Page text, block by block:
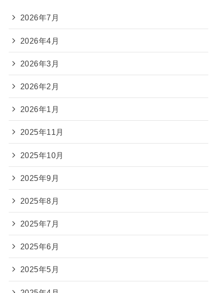
2026年7月
2026年4月
2026年3月
2026年2月
2026年1月
2025年11月
2025年10月
2025年9月
2025年8月
2025年7月
2025年6月
2025年5月